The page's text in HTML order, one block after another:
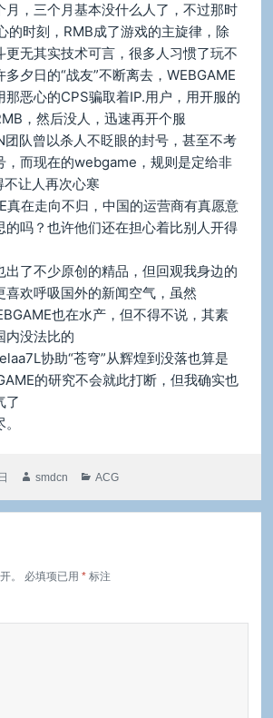
月，三个月基本没什么人了，不过那时
的时刻，RMB成了游戏的主旋律，除
更无其实技术可言，很多人习惯了玩不
夕日的“战友”不断离去，WEBGAME
那恶心的CPS骗取着IP.用户，用开服的
，然后没人，迅速再开个服
团队曾以杀人不眨眼的封号，甚至不考
，而现在的webgame，规则是定给非
让人再次心寒
真在走向不归，中国的运营商有真愿意
的吗？也许他们还在担心着比别人开得
出了不少原创的精品，但回观我身边的
喜欢呼吸国外的新闻空气，虽然
也在水产，但不得不说，其素
内没法比的
协助“苍穹”从辉煌到没落也算是
的研究不会就此打断，但我确实也
了
作
smdcn
分
ACG
。 必填项已用 *标注